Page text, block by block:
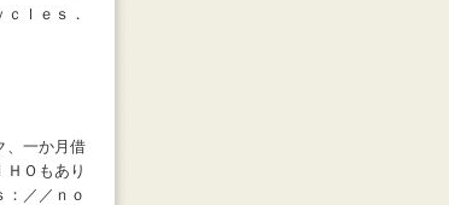
ｃｌｅｓ．
、一か月借
ＨＯもあり
：／／ｎｏ